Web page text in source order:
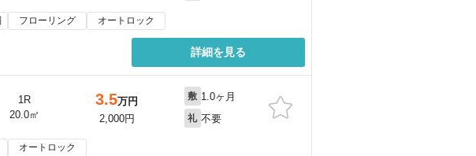
フローリング オートロック
詳細を見る
1R
20.0㎡
3.5万円
2,000円
敷 1.0ヶ月
礼 不要
オートロック